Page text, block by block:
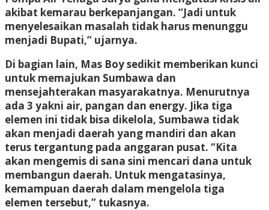
akibat kemarau berkepanjangan. “Jadi untuk
menyelesaikan masalah tidak harus menunggu
menjadi Bupati,” ujarnya.
Di bagian lain, Mas Boy sedikit memberikan kunci
untuk memajukan Sumbawa dan
mensejahterakan masyarakatnya. Menurutnya
ada 3 yakni air, pangan dan energy. Jika tiga
elemen ini tidak bisa dikelola, Sumbawa tidak
akan menjadi daerah yang mandiri dan akan
terus tergantung pada anggaran pusat. “Kita
akan mengemis di sana sini mencari dana untuk
membangun daerah. Untuk mengatasinya,
kemampuan daerah dalam mengelola tiga
elemen tersebut,” tukasnya.